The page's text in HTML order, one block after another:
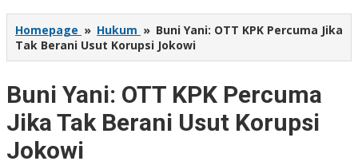
Homepage » Hukum » Buni Yani: OTT KPK Percuma Jika
Tak Berani Usut Korupsi Jokowi
Buni Yani: OTT KPK Percuma
Jika Tak Berani Usut Korupsi
Jokowi